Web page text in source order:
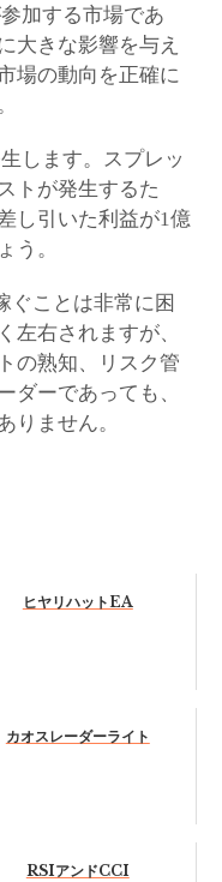
加する市場であ
大きな影響を与え
場の動向を正確に
します。スプレッ
トが発生するた
し引いた利益が1億
う。
ぐことは非常に困
左右されますが、
の熟知、リスク管
ダーであっても、
りません。
ヒヤリハットEA
カオスレーダーライト
RSIアンドCCI